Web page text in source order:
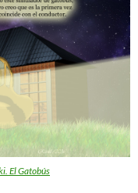
El Gatobús